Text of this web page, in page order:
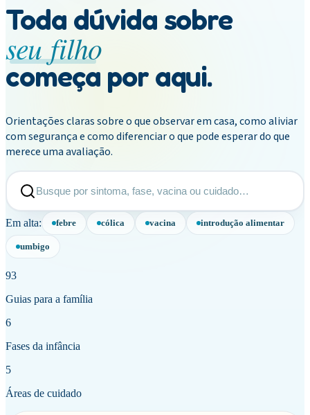
Toda dúvida sobre
seu filho
começa por aqui.
Orientações claras sobre o que observar em casa, como aliviar
com segurança e como diferenciar o que pode esperar do que
merece uma avaliação.
Busque por sintoma, fase, vacina ou cuidado…
Em alta: febre cólica vacina introdução alimentar
umbigo
93
Guias para a família
6
Fases da infância
5
Áreas de cuidado